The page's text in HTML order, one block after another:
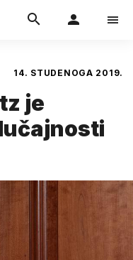
14. STUDENOGA 2019.
je